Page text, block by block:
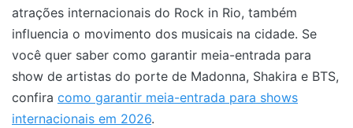
atrações internacionais do Rock in Rio, também
influencia o movimento dos musicais na cidade. Se
você quer saber como garantir meia-entrada para
show de artistas do porte de Madonna, Shakira e BTS,
confira como garantir meia-entrada para shows
internacionais em 2026.